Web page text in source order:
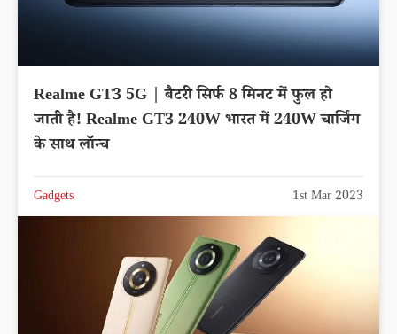
Realme GT3 5G | बैटरी सिर्फ 8 मिनट में फुल हो
जाती है! Realme GT3 240W भारत में 240W चार्जिंग
के साथ लॉन्च
Gadgets 1st Mar 2023